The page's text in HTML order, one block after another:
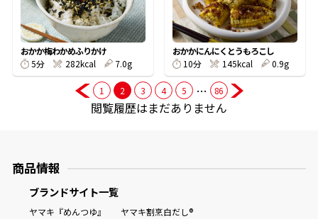
氷熟®︎
だしパック
おかか梅わかめふりかけ
5分
282kcal 7.0g
おかかにんにくとうもろこし
10分
145kcal 0.9g
1 2 3 4 5 … 86
閲覧履歴はまだありません
商品情報
ブランドサイト一覧
ヤマキ『めんつゆ』
ヤマキ割烹白だし®